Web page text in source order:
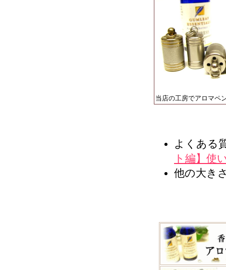
当店の工房でアロマペ
よくある
ト編】使
他の大き